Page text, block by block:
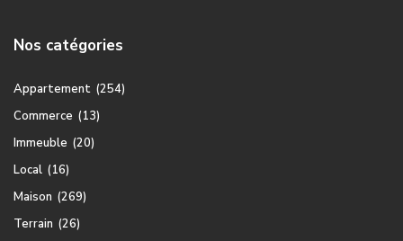
Nos catégories
Appartement (254)
Commerce (13)
Immeuble (20)
Local (16)
Maison (269)
Terrain (26)